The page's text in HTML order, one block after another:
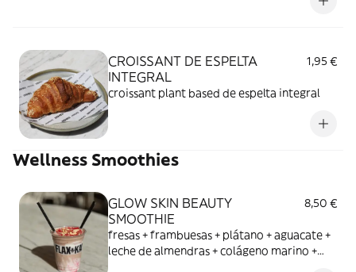
CROISSANT DE ESPELTA
INTEGRAL
1,95 €
croissant plant based de espelta integral
Wellness Smoothies
GLOW SKIN BEAUTY
SMOOTHIE
8,50 €
fresas + frambuesas + plátano + aguacate +
leche de almendras + colágeno marino +